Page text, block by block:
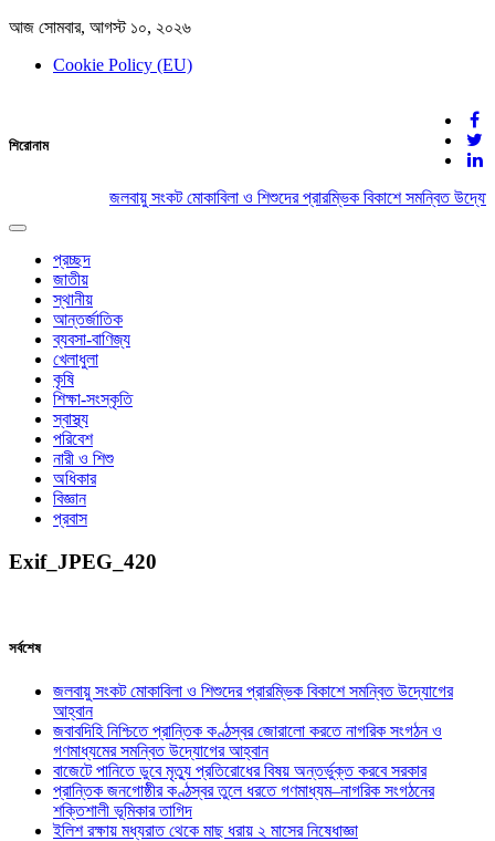
আজ সোমবার, আগস্ট ১০, ২০২৬
Cookie Policy (EU)
দেশের খবর
যুক্ত থাকুন দেশের সঙ্গে
শিরোনাম
জলবায়ু সংকট মোকাবিলা ও শিশুদের প্রারম্ভিক বিকাশে সমন্বিত
Toggle
navigation
প্রচ্ছদ
জাতীয়
স্থানীয়
আন্তর্জাতিক
ব্যবসা-বাণিজ্য
খেলাধুলা
কৃষি
শিক্ষা-সংস্কৃতি
স্বাস্থ্য
পরিবেশ
নারী ও শিশু
অধিকার
বিজ্ঞান
প্রবাস
Exif_JPEG_420
সর্বশেষ
জলবায়ু সংকট মোকাবিলা ও শিশুদের প্রারম্ভিক বিকাশে সমন্বিত উদ্যোগের
আহ্বান
জবাবদিহি নিশ্চিতে প্রান্তিক কণ্ঠস্বর জোরালো করতে নাগরিক সংগঠন ও
গণমাধ্যমের সমন্বিত উদ্যোগের আহ্বান
বাজেটে পানিতে ডুবে মৃত্যু প্রতিরোধের বিষয় অন্তর্ভুক্ত করবে সরকার
প্রান্তিক জনগোষ্ঠীর কণ্ঠস্বর তুলে ধরতে গণমাধ্যম–নাগরিক সংগঠনের
শক্তিশালী ভূমিকার তাগিদ
ইলিশ রক্ষায় মধ্যরাত থেকে মাছ ধরায় ২ মাসের নিষেধাজ্ঞা